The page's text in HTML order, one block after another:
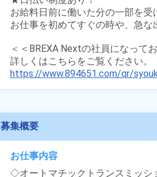
お給料日前に働いた分の一部を受
お仕事を初めてすぐの時や、急
＜＜BREXA Nextの社員になって
https://www.894651.com/qr/
募集概要
お仕事内容
◇オートマチックトランスミッ